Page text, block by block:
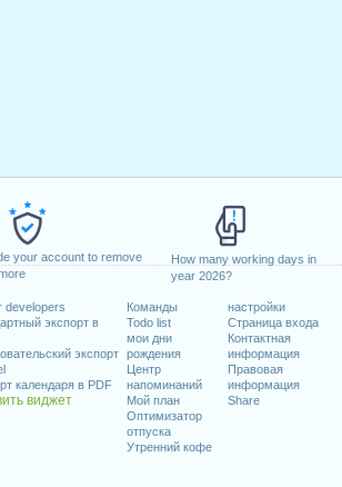
your account to remove
How many working days in
year 2026?
developers
экспорт в
экспорт
календаря в PDF
виджет
Команды
Todo list
мои дни
рождения
Центр
напоминаний
Мой план
Оптимизатор
отпуска
Утренний кофе
настройки
Страница входа
Контактная
информация
Правовая
информация
Share